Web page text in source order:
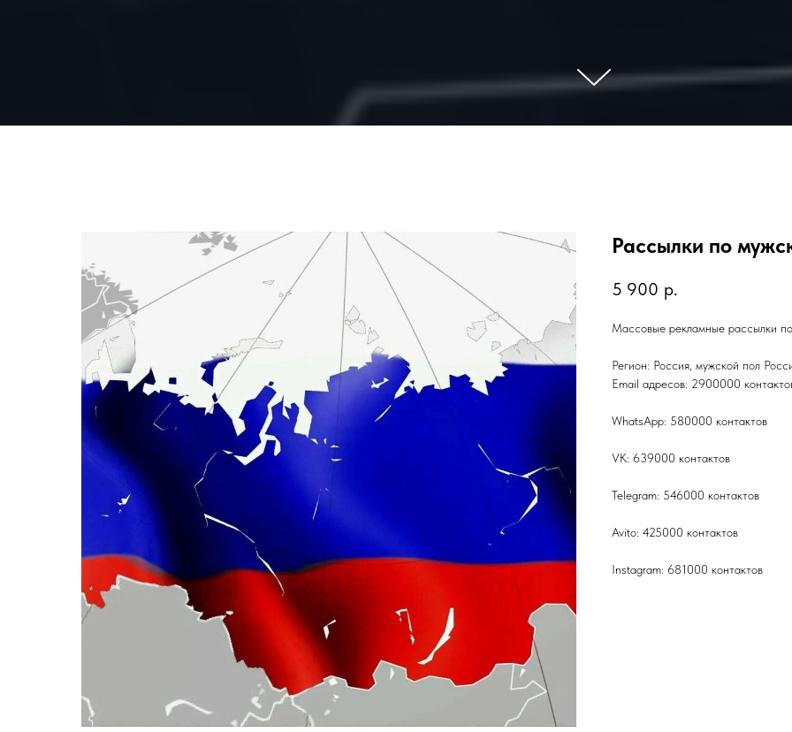
Рассылки по
5 900 р.
Массовые рекламные рассылки
Регион: Россия, мужской пол
Email адресов: 2900000
WhatsApp: 580000 контактов
VK: 639000 контактов
Telegram: 546000 контактов
Avito: 425000 контактов
Instagram: 681000 контактов